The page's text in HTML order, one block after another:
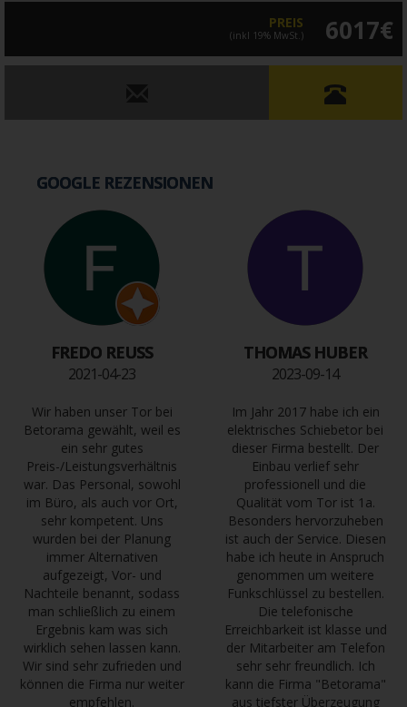
PREIS
(inkl 19% MwSt.) 6017€
GOOGLE REZENSIONEN
FREDO REUSS
2021-04-23
Wir haben unser Tor bei
Betorama gewählt, weil es
ein sehr gutes
Preis-/Leistungsverhältnis
war. Das Personal, sowohl
im Büro, als auch vor Ort,
sehr kompetent. Uns
wurden bei der Planung
immer Alternativen
aufgezeigt, Vor- und
Nachteile benannt, sodass
man schließlich zu einem
Ergebnis kam was sich
wirklich sehen lassen kann.
Wir sind sehr zufrieden und
können die Firma nur weiter
empfehlen.
THOMAS HUBER
2023-09-14
Im Jahr 2017 habe ich ein
elektrisches Schiebetor bei
dieser Firma bestellt. Der
Einbau verlief sehr
professionell und die
Qualität vom Tor ist 1a.
Besonders hervorzuheben
ist auch der Service. Diesen
habe ich heute in Anspruch
genommen um weitere
Funkschlüssel zu bestellen.
Die telefonische
Erreichbarkeit ist klasse und
der Mitarbeiter am Telefon
sehr sehr freundlich. Ich
kann die Firma "Betorama"
aus tiefster Überzeugung